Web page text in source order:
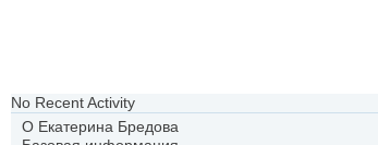
No Recent Activity
О Екатерина Бредова